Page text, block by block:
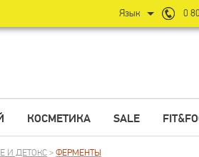
КОСМЕТИКА SALE
И ДЕТОКС>ФЕРМЕНТЫ
0
Язык